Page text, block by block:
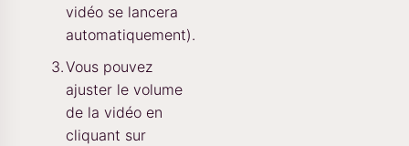
vidéo se lancera
automatiquement).
Vous pouvez
ajuster le volume
de la vidéo en
cliquant sur